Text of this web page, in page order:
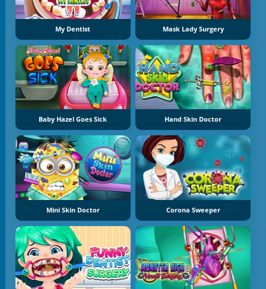
My Dentist Mask Lady Surgery
Baby Hazel Goes Sick Hand Skin Doctor
Mini Skin Doctor Corona Sweeper